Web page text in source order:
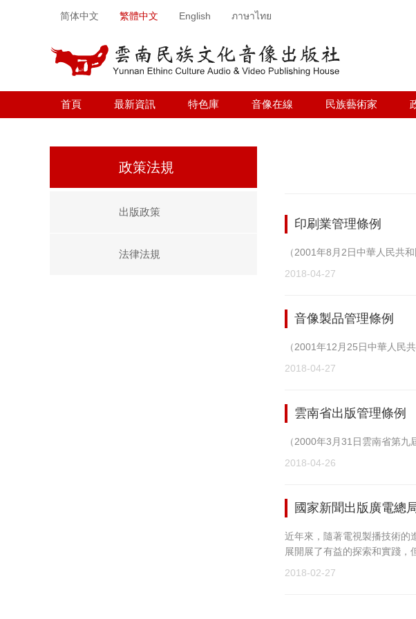
简体中文 繁體中文 English ภาษาไทย
首頁 最新資訊 特色庫 音像在線 民族藝術家
政策法規
出版政策
法律法規
印刷業管理條例
（2001年8月2日中華人民共
2018-04-27
音像製品管理條例
（2001年12月25日中華人民
2018-04-27
雲南省出版管理條例
（2000年3月31日雲南省第
2018-04-26
國家新聞出版廣電總
近年來，隨著電視製播技術的
展開展了有益的探索和實踐，
2018-02-27